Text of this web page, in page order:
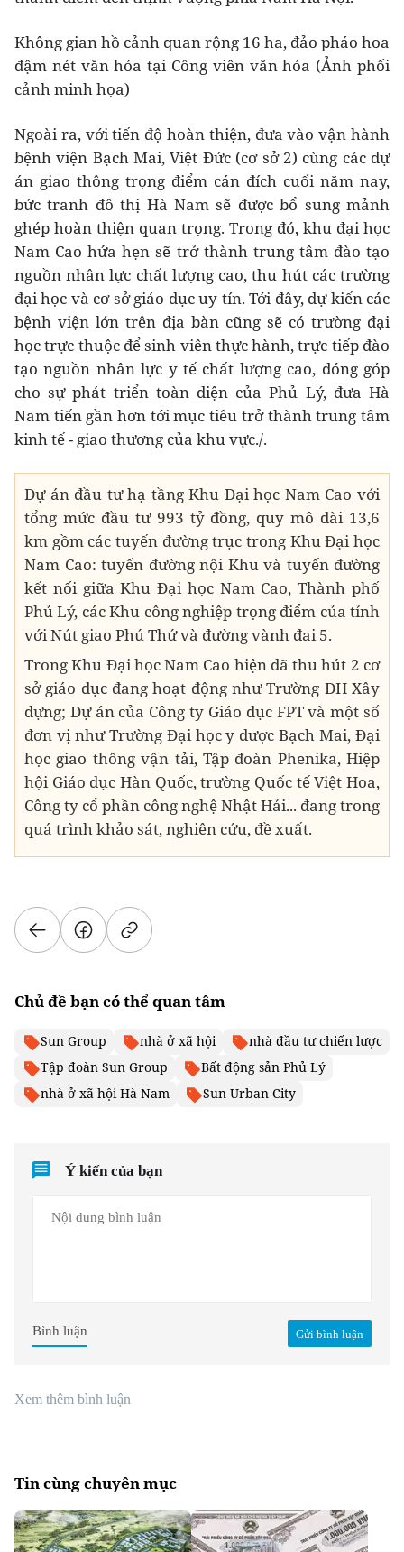
Không gian hồ cảnh quan rộng 16 ha, đảo pháo hoa
đậm nét văn hóa tại Công viên văn hóa (Ảnh phối
cảnh minh họa)
Ngoài ra, với tiến độ hoàn thiện, đưa vào vận hành
bệnh viện Bạch Mai, Việt Đức (cơ sở 2) cùng các dự
án giao thông trọng điểm cán đích cuối năm nay,
bức tranh đô thị Hà Nam sẽ được bổ sung mảnh
ghép hoàn thiện quan trọng. Trong đó, khu đại học
Nam Cao hứa hẹn sẽ trở thành trung tâm đào tạo
nguồn nhân lực chất lượng cao, thu hút các trường
đại học và cơ sở giáo dục uy tín. Tới đây, dự kiến các
bệnh viện lớn trên địa bàn cũng sẽ có trường đại
học trực thuộc để sinh viên thực hành, trực tiếp đào
tạo nguồn nhân lực y tế chất lượng cao, đóng góp
cho sự phát triển toàn diện của Phủ Lý, đưa Hà
Nam tiến gần hơn tới mục tiêu trở thành trung tâm
kinh tế - giao thương của khu vực./.
Dự án đầu tư hạ tầng Khu Đại học Nam Cao với
tổng mức đầu tư 993 tỷ đồng, quy mô dài 13,6
km gồm các tuyến đường trục trong Khu Đại học
Nam Cao: tuyến đường nội Khu và tuyến đường
kết nối giữa Khu Đại học Nam Cao, Thành phố
Phủ Lý, các Khu công nghiệp trọng điểm của tỉnh
với Nút giao Phú Thứ và đường vành đai 5.
Trong Khu Đại học Nam Cao hiện đã thu hút 2 cơ
sở giáo dục đang hoạt động như Trường ĐH Xây
dựng; Dự án của Công ty Giáo dục FPT và một số
đơn vị như Trường Đại học y dược Bạch Mai, Đại
học giao thông vận tải, Tập đoàn Phenika, Hiệp
hội Giáo dục Hàn Quốc, trường Quốc tế Việt Hoa,
Công ty cổ phần công nghệ Nhật Hải... đang trong
quá trình khảo sát, nghiên cứu, đề xuất.
Chủ đề bạn có thể quan tâm
Sun Group nhà ở xã hội
nhà đầu tư chiến lược
Tập đoàn Sun Group
Bất động sản Phủ Lý
nhà ở xã hội Hà Nam
Sun Urban City
Ý kiến của bạn
Gửi bình luận
Bình luận
Xem thêm bình luận
Tin cùng chuyên mục